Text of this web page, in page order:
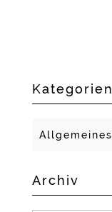
Kategorien
Allgemeines
Archiv